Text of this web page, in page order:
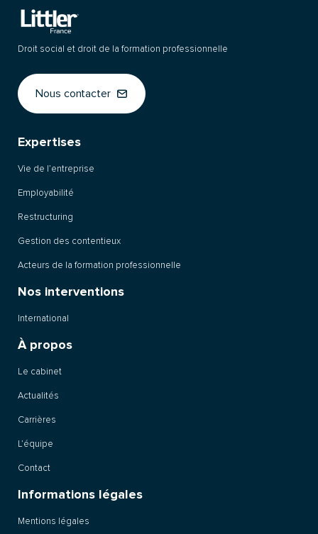
Droit social et droit de la formation professionnelle
Nous contacter
Expertises
Vie de l’entreprise
Employabilité
Restructuring
Gestion des contentieux
Acteurs de la formation professionnelle
Nos interventions
International
À propos
Le cabinet
Actualités
Carrières
L’équipe
Contact
Informations légales
Mentions légales